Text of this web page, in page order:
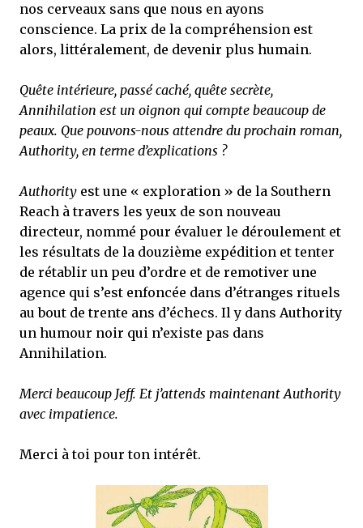
nos cerveaux sans que nous en ayons
conscience. La prix de la compréhension est
alors, littéralement, de devenir plus humain.
Quête intérieure, passé caché, quête secrète,
Annihilation est un oignon qui compte beaucoup de
peaux. Que pouvons-nous attendre du prochain roman,
Authority, en terme d’explications ?
Authority est une « exploration » de la Southern
Reach à travers les yeux de son nouveau
directeur, nommé pour évaluer le déroulement et
les résultats de la douzième expédition et tenter
de rétablir un peu d’ordre et de remotiver une
agence qui s’est enfoncée dans d’étranges rituels
au bout de trente ans d’échecs. Il y dans Authority
un humour noir qui n’existe pas dans
Annihilation.
Merci beaucoup Jeff. Et j’attends maintenant Authority
avec impatience.
Merci à toi pour ton intérêt.